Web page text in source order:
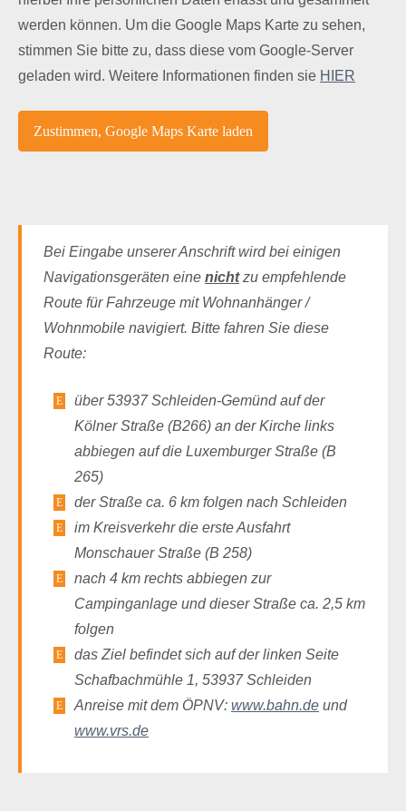
werden können. Um die Google Maps Karte zu sehen,
stimmen Sie bitte zu, dass diese vom Google-Server
geladen wird. Weitere Informationen finden sie HIER
Bei Eingabe unserer Anschrift wird bei einigen
Navigationsgeräten eine nichtzu empfehlende
Route für Fahrzeuge mit Wohnanhänger /
Wohnmobile navigiert. Bitte fahren Sie diese
Route:
über 53937 Schleiden-Gemünd auf der
Kölner Straße (B266) an der Kirche links
abbiegen auf die Luxemburger Straße (B
265)
der Straße ca. 6 km folgen nach Schleiden
im Kreisverkehr die erste Ausfahrt
Monschauer Straße (B 258)
nach 4 km rechts abbiegen zur
Campinganlage und dieser Straße ca. 2,5 km
folgen
das Ziel befindet sich auf der linken Seite
Schafbachmühle 1, 53937 Schleiden
Anreise mit dem ÖPNV: www.bahn.de und
www.vrs.de